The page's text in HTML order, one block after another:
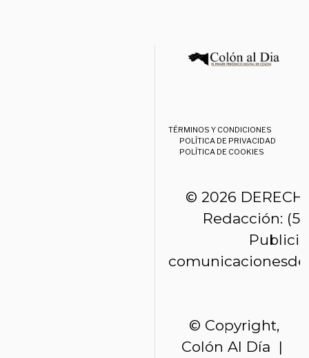
TÉRMINOS Y CONDICIONES
POLÍTICA DE PRIVACIDAD
POLÍTICA DE COOKIES
© 2026
Redacción:
© Copyright,
Colón Al Día |